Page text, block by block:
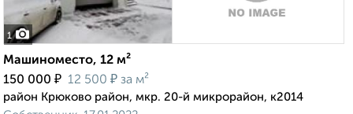
1
Машиноместо, 12 м²
150 000 ₽ 12 500 ₽ за м²
район Крюково район, мкр. 20-й микрорайон, к2014